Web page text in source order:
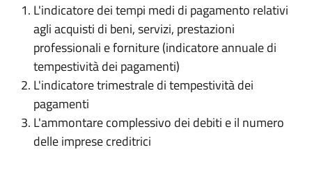
L'indicatore dei tempi medi di pagamento relativi
agli acquisti di beni, servizi, prestazioni
professionali e forniture (indicatore annuale di
tempestività dei pagamenti)
L'indicatore trimestrale di tempestività dei
pagamenti
L'ammontare complessivo dei debiti e il numero
delle imprese creditrici